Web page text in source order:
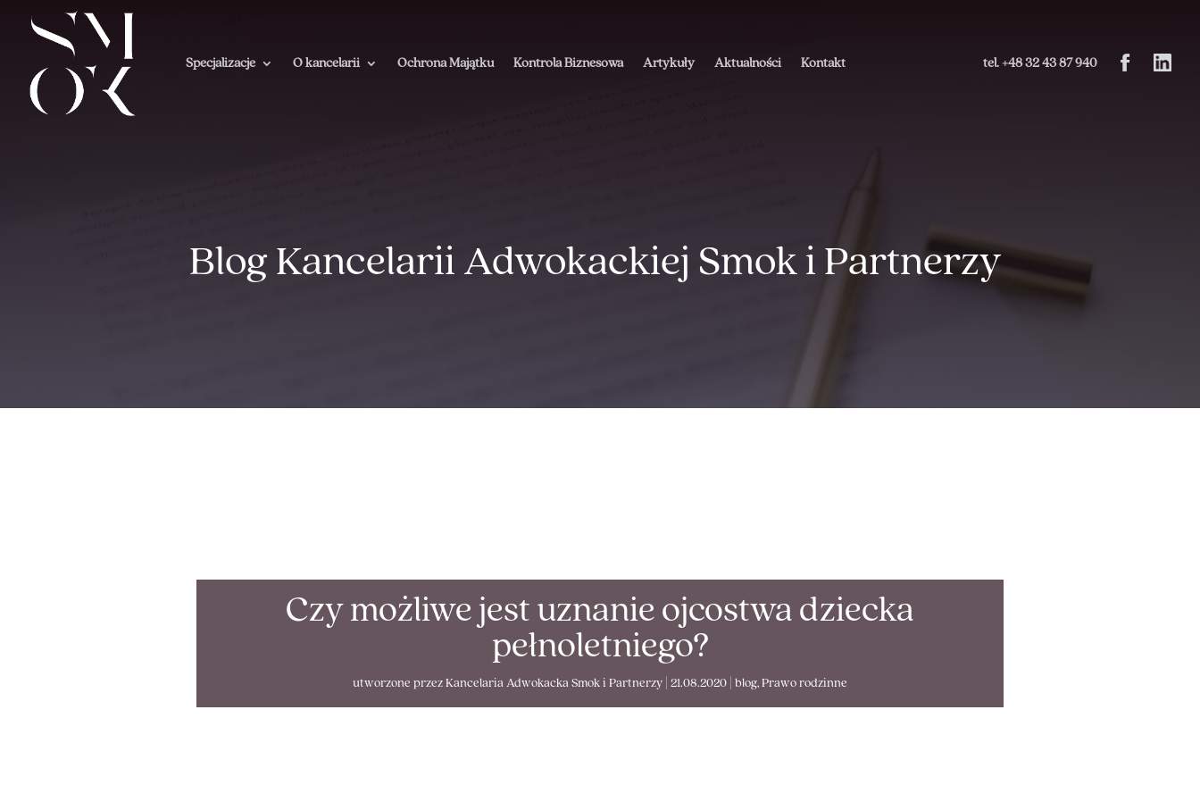
Specjalizacje O kancelarii Ochrona Majątku Kontrola Biznesowa Artykuły Aktualności Kontakt tel. +48 32 43 87 940
Blog Kancelarii Adwokackiej Smok i Partnerzy
Czy możliwe jest uznanie ojcostwa dziecka
pełnoletniego?
utworzone przezKancelaria Adwokacka Smok i Partnerzy 21.08.2020 blog,Prawo rodzinne